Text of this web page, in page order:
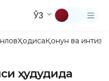
ЎЗ
ҲодисаҚонун ва
ҳудудида